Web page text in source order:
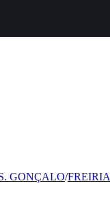
GONÇALO/FREIRIA